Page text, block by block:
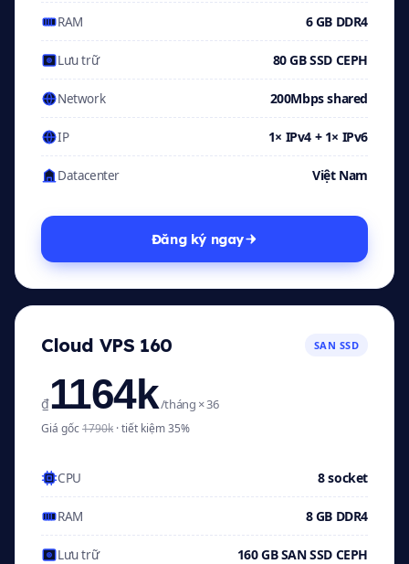
RAM 6 GB DDR4
Lưu trữ 80 GB SSD CEPH
Network 200Mbps shared
IP 1× IPv4 + 1× IPv6
Datacenter Việt Nam
Đăng ký ngay
Cloud VPS 160 SAN SSD
₫1164k/tháng × 36
Giá gốc1790k · tiết kiệm 35%
CPU 8 socket
RAM 8 GB DDR4
Lưu trữ 160 GB SAN SSD CEPH